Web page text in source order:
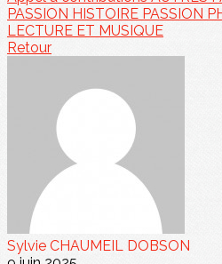
PASSION HISTOIRE PASSION
LECTURE ET MUSIQUE
Retour
Sylvie CHAUMEIL DOBSON